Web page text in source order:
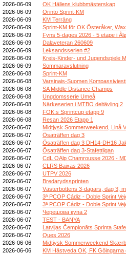
2026-06-09
OK Hällens klubbmästerskap
2026-06-09
Orinto Sprint-KM
2026-06-09
KM Terräng
2026-06-09
Sprint-KM för OK Österåker,
2026-06-09
Fyns 5-dages 2026 - 5 etape i
2026-06-09
Dalaveteran 260609
2026-06-09
Leksandsserien #2
2026-06-09
Kreis-Kinder- und Jugendspiele
2026-06-09
Sommaravslutning
2026-06-08
Sprint-KM
2026-06-08
Varsinais-Suomen
2026-06-08
SA Middle Distance Champs
2026-06-08
Ungdomsserie Umeå
2026-06-08
Närkeserien i MTBO deltävling 2
2026-06-08
FOK:s Sprintcup etapp 9
2026-06-08
Resan 2026 Etapp 1
2026-06-07
Midtjysk Sommerweekend, Linå
2026-06-07
Ösaträffen dag 3
2026-06-07
Ösaträffen dag 3 DH14-DH16
2026-06-07
Ösaträffen dag 3-Stafettligan
2026-06-07
CdL OAlp Chamrousse 2026 -
2026-06-07
CLRS Baixas 2026
2026-06-07
UTPV 2026
2026-06-07
Bredarydssprinten
2026-06-07
Västerbottens 3-dagars, dag 3,
2026-06-07
3ª PCOP Cádiz - Doble Sprint
2026-06-07
3ª PCOP Cádiz - Doble Sprint
2026-06-07
Черешова купа 2
2026-06-07
TEST - BANYA
2026-06-07
Latvijas Čempionāts Sprinta
2026-06-07
Ques 2026
2026-06-06
Midtjysk Sommerweekend
2026-06-06
KM Hästveda OK, FK